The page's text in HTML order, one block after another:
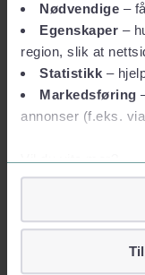
Nødvendige –
Egenskaper –
region, slik at
Statistikk –
Markedsføring
annonser (f.eks.
Vil du vite mer?
Om
Googles
Vi tar ditt